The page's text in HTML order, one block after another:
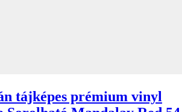
tájképes prémium vinyl